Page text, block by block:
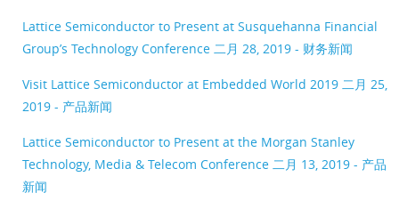
Lattice Semiconductor to Present at Susquehanna Financial
Group’s Technology Conference 二月 28, 2019 - 财务新闻
Visit Lattice Semiconductor at Embedded World 2019 二月 25,
2019 - 产品新闻
Lattice Semiconductor to Present at the Morgan Stanley
Technology, Media & Telecom Conference 二月 13, 2019 - 产品
新闻